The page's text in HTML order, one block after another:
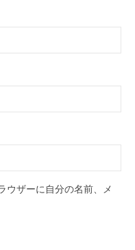
ウザーに自分の名前、メ